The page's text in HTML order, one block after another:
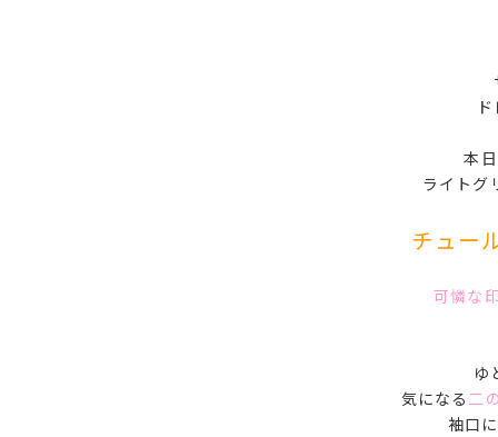
本日
ライトグ
チュー
可憐な
ゆ
気になる 二
袖口